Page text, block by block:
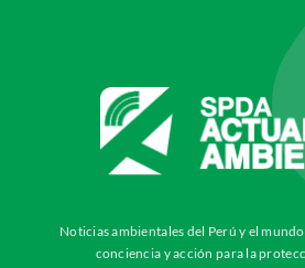
Noticias ambientales del Perú y el mundo
conciencia y acción para la